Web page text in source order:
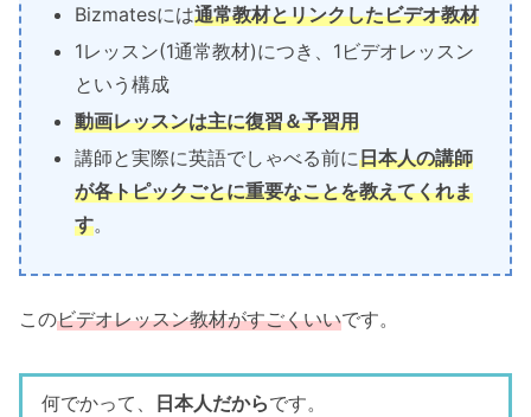
Bizmatesには通常教材とリンクしたビデオ教材
1レッスン(1通常教材)につき、1ビデオレッスン
という構成
動画レッスンは主に復習＆予習用
講師と実際に英語でしゃべる前に日本人の講師
が各トピックごとに重要なことを教えてくれま
す。
このビデオレッスン教材がすごくいいです。
何でかって、 日本人だからです。